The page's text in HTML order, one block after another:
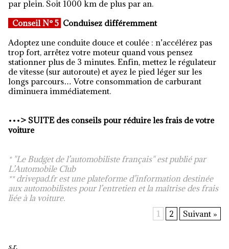
par plein. Soit 1000 km de plus par an.
Conseil N° 5 Conduisez différemment
Adoptez une conduite douce et coulée : n’accélérez pas
trop fort, arrêtez votre moteur quand vous pensez
stationner plus de 3 minutes. Enfin, mettez le régulateur
de vitesse (sur autoroute) et ayez le pied léger sur les
longs parcours… Votre consommation de carburant
diminuera immédiatement.
•••> SUITE des conseils pour réduire les frais de votre
voiture
* "Le Budget de l’automobiliste français" est publié par
L’Automobile Club
** drivepad.fr est une plateforme d’information destinée
aux automobilistes pour l’entretien et la maîtrise des frais
liée à la voiture.
1
2 Suivant »
s.r.